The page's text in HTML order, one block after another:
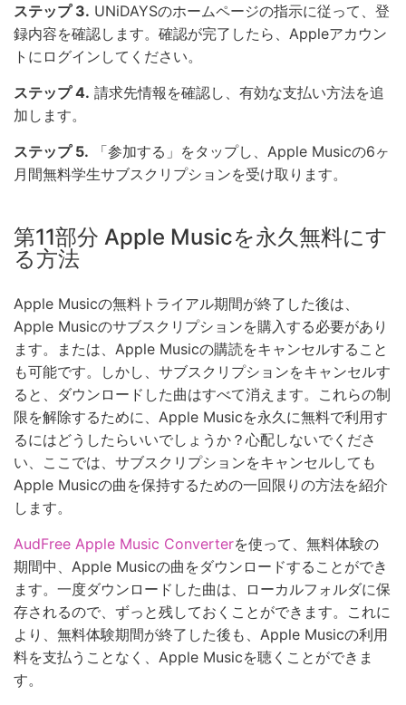
ステップ 3. UNiDAYSのホームページの指示に従って、登
録内容を確認します。確認が完了したら、Appleアカウン
トにログインしてください。
ステップ 4. 請求先情報を確認し、有効な支払い方法を追
加します。
ステップ 5. 「参加する」をタップし、Apple Musicの6ヶ
月間無料学生サブスクリプションを受け取ります。
第11部分 Apple Musicを永久無料にす
る方法
Apple Musicの無料トライアル期間が終了した後は、
Apple Musicのサブスクリプションを購入する必要があり
ます。または、Apple Musicの購読をキャンセルすること
も可能です。しかし、サブスクリプションをキャンセルす
ると、ダウンロードした曲はすべて消えます。これらの制
限を解除するために、Apple Musicを永久に無料で利用す
るにはどうしたらいいでしょうか？心配しないでくださ
い、ここでは、サブスクリプションをキャンセルしても
Apple Musicの曲を保持するための一回限りの方法を紹介
します。
AudFree Apple Music Converterを使って、無料体験の
期間中、Apple Musicの曲をダウンロードすることができ
ます。一度ダウンロードした曲は、ローカルフォルダに保
存されるので、ずっと残しておくことができます。これに
より、無料体験期間が終了した後も、Apple Musicの利用
料を支払うことなく、Apple Musicを聴くことができま
す。